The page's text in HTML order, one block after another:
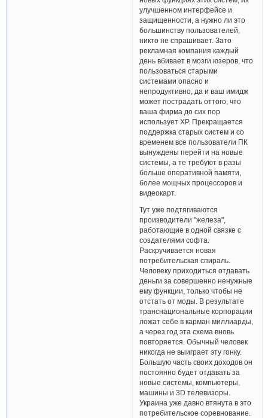
улучшенном интерфейсе и
защищенности, а нужно ли это
большинству пользователей,
никто не спрашивает. Зато
рекламная компания каждый
день вбивает в мозги юзеров, что
пользоваться старыми
системами опасно и
непродуктивно, да и ваш имидж
может пострадать оттого, что
ваша фирма до сих пор
использует ХР. Прекращается
поддержка старых систем и со
временем все пользователи ПК
вынуждены перейти на новые
системы, а те требуют в разы
больше оперативной памяти,
более мощных процессоров и
видеокарт.
Тут уже подтягиваются
производители "железа",
работающие в одной связке с
создателями софта.
Раскручивается новая
потребительская спираль.
Человеку приходиться отдавать
деньги за совершенно ненужные
ему функции, только чтобы не
отстать от моды. В результате
транснациональные корпорации
ложат себе в карман миллиарды,
а через год эта схема вновь
повторяется. Обычный человек
никогда не выиграет эту гонку.
Большую часть своих доходов он
постоянно будет отдавать за
новые системы, компьютеры,
машины и 3D телевизоры.
Украина уже давно втянута в это
потребительское соревнование.